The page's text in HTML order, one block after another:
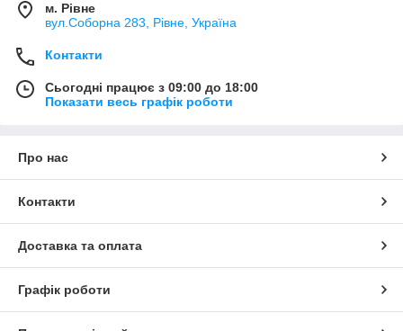
м. Рівне
вул.Соборна 283, Рівне, Україна
Контакти
Сьогодні працює з 09:00 до 18:00
Показати весь графік роботи
Про нас
Контакти
Доставка та оплата
Графік роботи